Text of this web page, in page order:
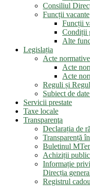
Consiliul
Funcții vacante
Funcții
Condiții
Alte
Legislația
Acte normative
Acte
Acte
Reguli și
Subiect de
Servicii prestate
Taxe locale
Transparenţa
Declarația de
Transparență
Buletinul
Achiziții
Informație
Direcția
Registrul